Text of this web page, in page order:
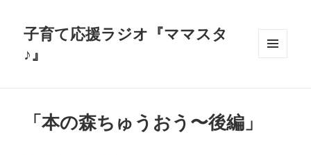
子育て応援ラジオ『ママスタ
♪』
「本の森ちゅうおう〜後編」